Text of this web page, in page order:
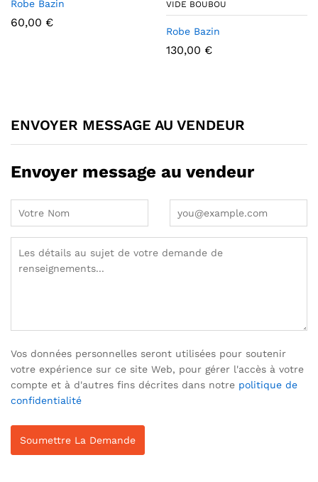
Robe Bazin
60,00 €
VIDE BOUBOU
Robe Bazin
130,00 €
ENVOYER MESSAGE AU VENDEUR
Envoyer message au vendeur
Vos données personnelles seront utilisées pour soutenir
votre expérience sur ce site Web, pour gérer l'accès à votre
compte et à d'autres fins décrites dans notre politique de
confidentialité